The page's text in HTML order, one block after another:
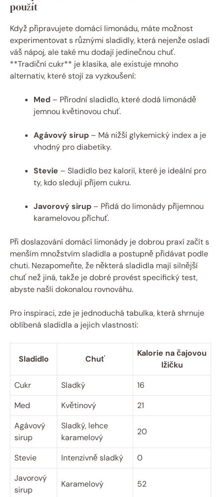
použít
Když připravujete domácí limonádu, máte možnost
experimentovat s různými sladidly, která nejenže osladí
váš nápoj, ale také mu dodají jedinečnou chuť.
**Tradiční cukr** je klasika, ale existuje mnoho
alternativ, které stojí za vyzkoušení:
Med – Přírodní sladidlo, které dodá limonádě
jemnou květinovou chuť.
Agávový sirup – Má nižší glykemický index a je
vhodný pro diabetiky.
Stevie – Sladidlo bez kalorií, které je ideální pro
ty, kdo sledují příjem cukru.
Javorový sirup – Přidá do limonády příjemnou
karamelovou příchuť.
Při doslazování domácí limonády je dobrou praxí začít s
menším množstvím sladidla a postupně přidávat podle
chuti. Nezapomeňte, že některá sladidla mají silnější
chuť než jiná, takže je dobré provést specifický test,
abyste našli dokonalou rovnováhu.
Pro inspiraci, zde je jednoduchá tabulka, která shrnuje
oblíbená sladidla a jejich vlastnosti:
Sladidlo Chuť
Kalorie na čajovou
lžičku
Cukr
Sladký
16
Med
Květinový
21
Agávový
sirup
Sladký, lehce
karamelový
20
Stevie Intenzivně sladký
0
Javorový
sirup
Karamelový 52